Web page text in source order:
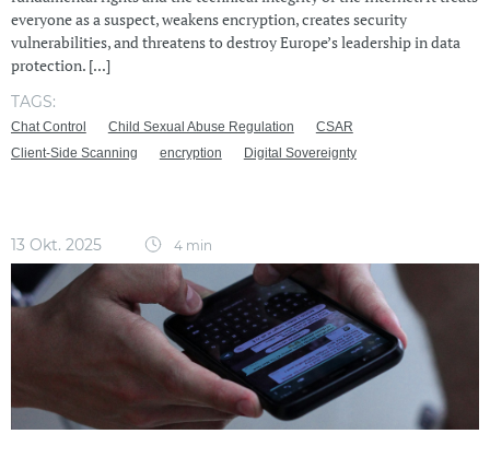
everyone as a suspect, weakens encryption, creates security
vulnerabilities, and threatens to destroy Europe’s leadership in data
protection. [...]
TAGS:
Chat Control Child Sexual Abuse Regulation
CSAR
Client-Side Scanning
encryption Digital Sovereignty
13 Okt. 2025 4 min